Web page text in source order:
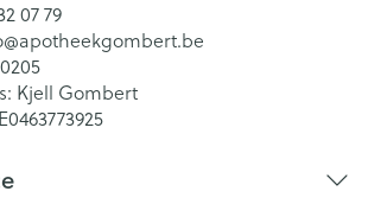
07 79
apotheekgombert.be
Kjell Gombert